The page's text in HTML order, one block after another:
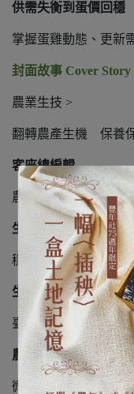
供需失衡到蛋價回穩
掌握蛋雞動態、更
封面故事Cover Story
農業生技 >
翻轉農產生機 保養
客座總編輯
農業部科技司司長｜
生技研發提升農產
穩定機能性素材靠
生技研發助本土農
臺灣藜護肝、山苦
農業生技跨足食品
微生物類產品應用